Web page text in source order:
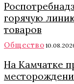
горячую
товаров
Общество
На Камчатке